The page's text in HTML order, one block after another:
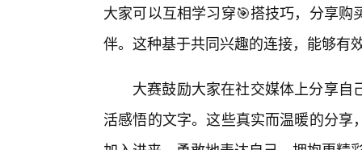
大家可以互相学习穿🎯搭技巧，分享
伴。这种基于共同兴趣的连接，能够有
大赛鼓励大家在社交媒体上分享
活感悟的文字。这些真实而温暖的分